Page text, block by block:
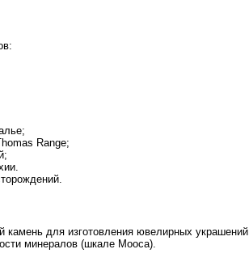
Range;
камень для изготовления ювелирных украшений.
минералов (шкале Мооса).